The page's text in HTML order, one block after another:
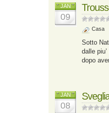
JAN
09
Casa
Sotto
dalle
dopo
JAN
08